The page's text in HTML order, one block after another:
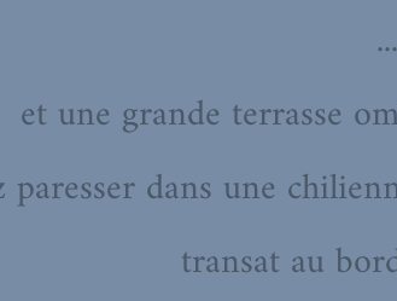
et une grande terrasse
dans une
transat au